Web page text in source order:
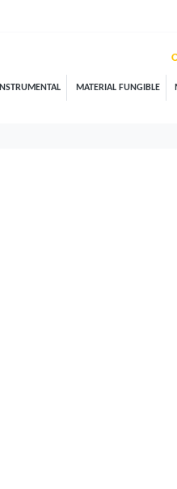
INSTRUMENTAL MATERIAL FUNGIBLE